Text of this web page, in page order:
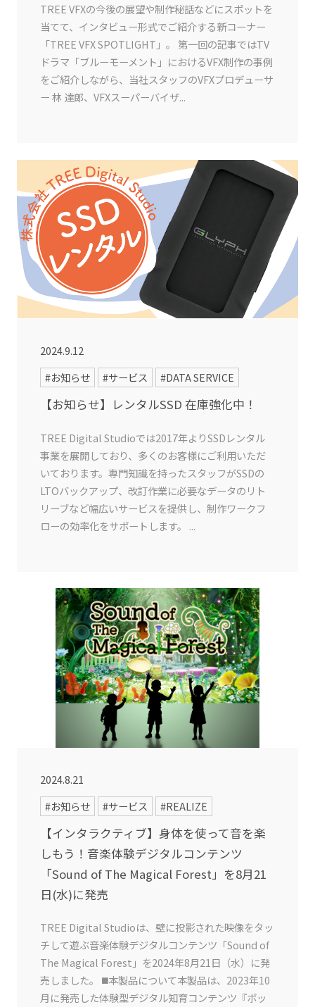
TREE VFXの今後の展望や制作秘話などにスポットを
当てて、インタビュー形式でご紹介する新コーナー
「TREE VFX SPOTLIGHT」。 第一回の記事ではTV
ドラマ「ブルーモーメント」におけるVFX制作の事例
をご紹介しながら、当社スタッフのVFXプロデューサ
ー 林 達郎、VFXスーパーバイザ...
2024.9.12
#お知らせ
#サービス #DATA SERVICE
【お知らせ】レンタルSSD 在庫強化中！
TREE Digital Studioでは2017年よりSSDレンタル
事業を展開しており、多くのお客様にご利用いただ
いております。専門知識を持ったスタッフがSSDの
LTOバックアップ、改訂作業に必要なデータのリト
リーブなど幅広いサービスを提供し、制作ワークフ
ローの効率化をサポートします。 ...
2024.8.21
#お知らせ
#サービス #REALIZE
【インタラクティブ】身体を使って音を楽
しもう！音楽体験デジタルコンテンツ
「Sound of The Magical Forest」を8月21
日(水)に発売
TREE Digital Studioは、壁に投影された映像をタッ
チして遊ぶ音楽体験デジタルコンテンツ「Sound of
The Magical Forest」を2024年8月21日（水）に発
売しました。 ◼️本製品について本製品は、2023年10
月に発売した体験型デジタル知育コンテンツ『ポッ